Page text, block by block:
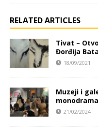
RELATED ARTICLES
Tivat –
Đorđija
18/09/2021
Muzeji i
21/02/2024